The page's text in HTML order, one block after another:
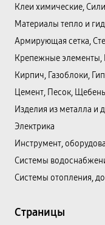
Клеи химические,
Материалы тепло и
Армирующая сетка,
Крепежные
Кирпич, Газоблоки,
Цемент, Песок,
Изделия из металла и
Электрика
Инструмент,
Системы
Системы отопления,
Страницы